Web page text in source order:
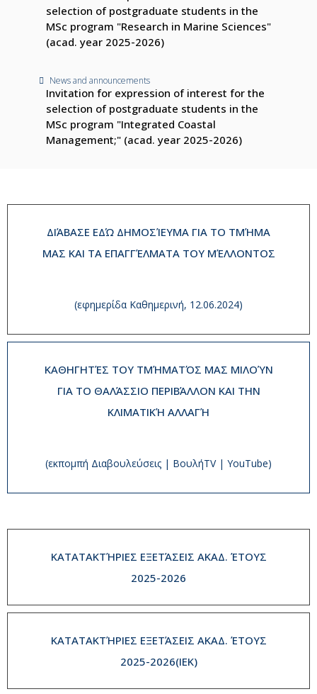
selection of postgraduate students in the
MSc program "Research in Marine Sciences"
(acad. year 2025-2026)
News and announcements
Invitation for expression of interest for the
selection of postgraduate students in the
MSc program "Integrated Coastal
Management;" (acad. year 2025-2026)
ΔΙΆΒΑΣΕ ΕΔΏ ΔΗΜΟΣΊΕΥΜΑ ΓΙΑ ΤΟ ΤΜΉΜΑ
ΜΑΣ ΚΑΙ ΤΑ ΕΠΑΓΓΈΛΜΑΤΑ ΤΟΥ ΜΈΛΛΟΝΤΟΣ
(εφημερίδα Καθημερινή, 12.06.2024)
ΚΑΘΗΓΗΤΈΣ ΤΟΥ ΤΜΉΜΑΤΌΣ ΜΑΣ ΜΙΛΟΎΝ
ΓΙΑ ΤΟ ΘΑΛΆΣΣΙΟ ΠΕΡΙΒΆΛΛΟΝ ΚΑΙ ΤΗΝ
ΚΛΙΜΑΤΙΚΉ ΑΛΛΑΓΉ
(εκπομπή Διαβουλεύσεις | ΒουλήTV | YouTube)
ΚΑΤΑΤΑΚΤΉΡΙΕΣ ΕΞΕΤΆΣΕΙΣ ΑΚΑΔ. ΈΤΟΥΣ
2025-2026
ΚΑΤΑΤΑΚΤΉΡΙΕΣ ΕΞΕΤΆΣΕΙΣ ΑΚΑΔ. ΈΤΟΥΣ
2025-2026(IEK)